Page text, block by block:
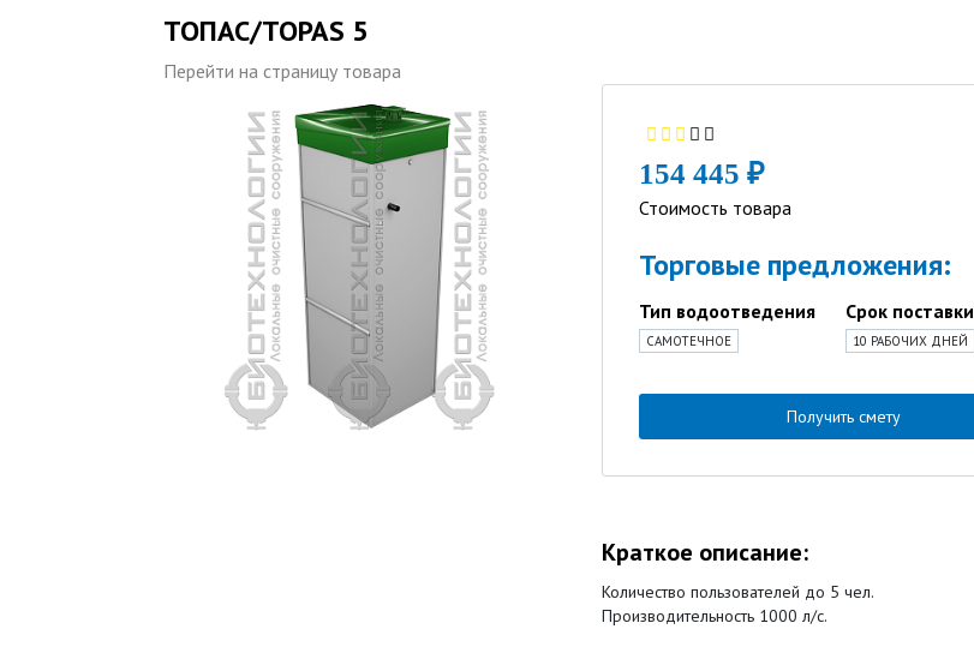
ТОПАС/TOPAS 5
Перейти на страницу товара
154 445 ₽
Стоимость товара
Торговые предложения:
Тип водоотведения
САМОТЕЧНОЕ
Срок поставки
10 РАБОЧИХ ДНЕЙ
Получить смету
Краткое описание:
Количество пользователей до 5 чел.
Производительность 1000 л/с.